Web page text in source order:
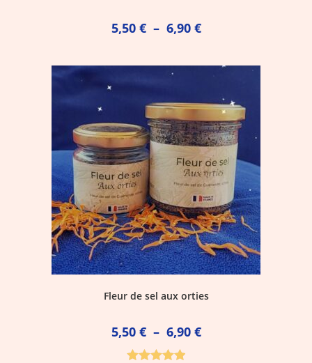
5,50 € – 6,90 €
Fleur de sel aux orties
5,50 € – 6,90 €